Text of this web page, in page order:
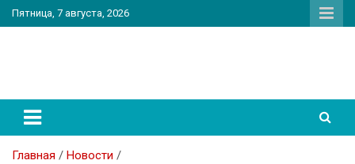
Перейти
к
Пятница, 7 августа, 2026
Главная
Новости